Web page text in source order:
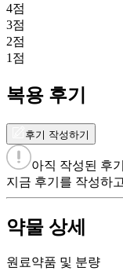
4점
3점
2점
1 점
복용 후기
후기 작성하기
아직 작성된 후
지금 후기를 작성하
약물 상세
원료약품 및 분량